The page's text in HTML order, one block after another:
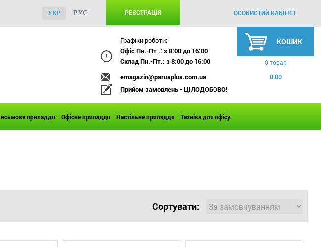
РЕЄСТРАЦІЯ ОСОБИСТИЙ КАБІНЕТ
УКР РУС
Графіки роботи:
Офіс Пн.-Пт .: з 8:00 до 16:00
Склад Пн.-Пт.: з 8:00 до 16:00
emagazin@parusplus.com.ua
Прийом замовлень - ЦІЛОДОБОВО!
КОШИК
0 товар
0.00
приладдя Офісне приладдя Настільне приладдя Техніка для офісу
Сортувати: